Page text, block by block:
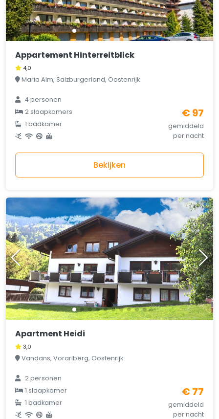
Appartement Hinterreitblick
4,0
Maria Alm, Salzburgerland, Oostenrijk
4 personen
2 slaapkamers
1 badkamer
€ 97
gemiddeld
per nacht
Bekijken
Apartment Heidi
3,0
Vandans, Vorarlberg, Oostenrijk
2 personen
1 slaapkamer
1 badkamer
€ 77
gemiddeld
per nacht